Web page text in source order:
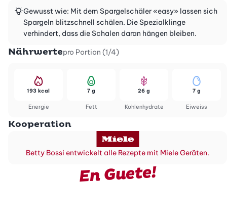
Gewusst wie: Mit dem Spargelschäler «easy» lassen sich
Spargeln blitzschnell schälen. Die Spezialklinge
verhindert, dass die Schalen daran hängen bleiben.
Nährwertepro Portion (1/4)
Energie
193 kcal
Fett
7 g
Kohlenhydrate
26 g
Eiweiss
7 g
Kooperation
Betty Bossi entwickelt alle Rezepte mit Miele Geräten.
En Guete!